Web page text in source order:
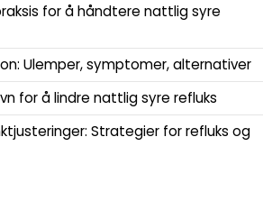
for å håndtere nattlig syre
Ulemper, symptomer, alternativer
for å lindre nattlig syre refluks
Strategier for refluks og